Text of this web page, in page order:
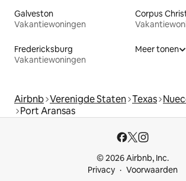
Galveston
Vakantiewoningen
Corpus
Fredericksburg
Vakantiewoningen
Meer tonen
Airbnb Verenigde Staten Texas
Port Aransas
© 2026 Airbnb, Inc.
Privacy
Voorwaarden